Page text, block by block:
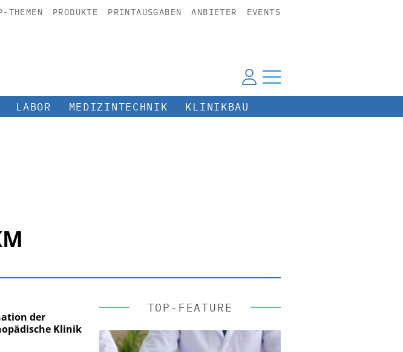
THEMEN PRODUKTE PRINTAUSGABEN ANBIETER EVENTS
LABOR MEDIZINTECHNIK KLINIKBAU
der
Klinik
TOP-FEATURE